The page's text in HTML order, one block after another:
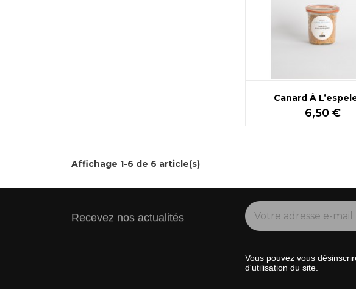
Canard À
Prix
6,50 €
Affichage 1-6 de 6 article(s)
Recevez nos actualités
Vous pouvez vous
d'utilisation du site.